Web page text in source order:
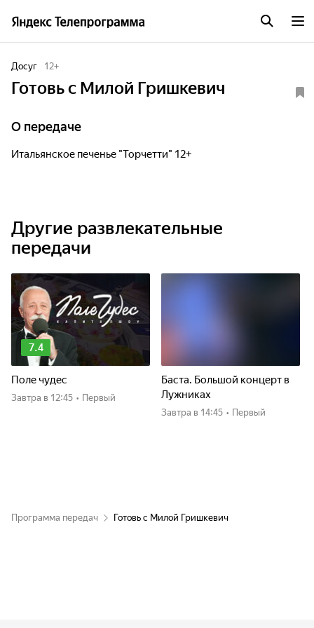
Досуг 12+
Готовь с Милой Гришкевич
О передаче
Итальянское печенье "Торчетти" 12+
Другие развлекательные
передачи
7.4
Поле чудес
Завтра в 12:45 • Первый
Баста. Большой концерт в
Лужниках
Завтра в 14:45 • Первый
Программа передач Готовь с Милой Гришкевич